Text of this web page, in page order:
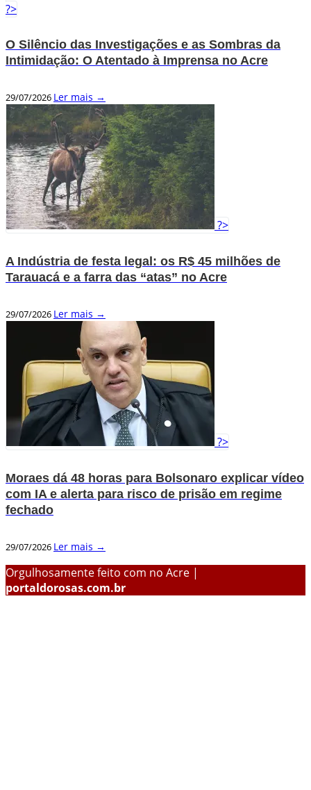
?>
O Silêncio das Investigações e as Sombras da
Intimidação: O Atentado à Imprensa no Acre
29/07/2026 Ler mais →
?>
A Indústria de festa legal: os R$ 45 milhões de
Tarauacá e a farra das “atas” no Acre
29/07/2026 Ler mais →
?>
Moraes dá 48 horas para Bolsonaro explicar vídeo
com IA e alerta para risco de prisão em regime
fechado
29/07/2026 Ler mais →
Orgulhosamente feito com no Acre |
portaldorosas.com.br